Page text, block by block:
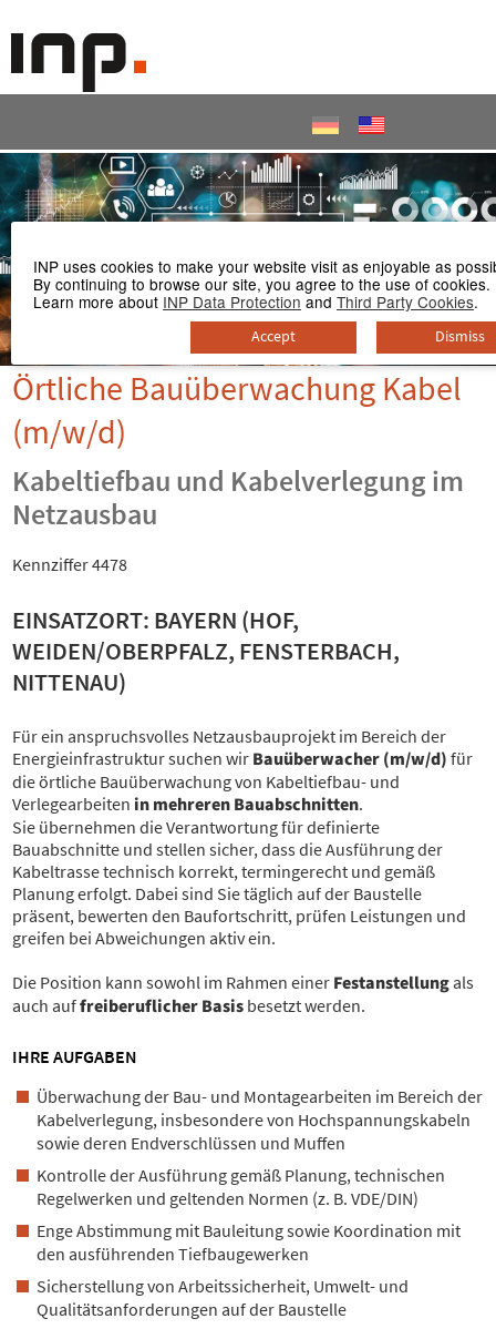
Örtliche Bauüberwachung Kabel
(m/w/d)
Kabeltiefbau und Kabelverlegung im
Netzausbau
Kennziffer 4478
EINSATZORT: BAYERN (HOF,
WEIDEN/OBERPFALZ, FENSTERBACH,
NITTENAU)
Für ein anspruchsvolles Netzausbauprojekt im Bereich der
Energieinfrastruktur suchen wir Bauüberwacher (m/w/d) für
die örtliche Bauüberwachung von Kabeltiefbau- und
Verlegearbeiten in mehreren Bauabschnitten.
Sie übernehmen die Verantwortung für definierte
Bauabschnitte und stellen sicher, dass die Ausführung der
Kabeltrasse technisch korrekt, termingerecht und gemäß
Planung erfolgt. Dabei sind Sie täglich auf der Baustelle
präsent, bewerten den Baufortschritt, prüfen Leistungen und
greifen bei Abweichungen aktiv ein.
Die Position kann sowohl im Rahmen einer Festanstellungals
auch auffreiberuflicher Basis besetzt werden.
IHRE AUFGABEN
Überwachung der Bau- und Montagearbeiten im Bereich der
Kabelverlegung, insbesondere von Hochspannungskabeln
sowie deren Endverschlüssen und Muffen
Kontrolle der Ausführung gemäß Planung, technischen
Regelwerken und geltenden Normen (z. B. VDE/DIN)
Enge Abstimmung mit Bauleitung sowie Koordination mit
den ausführenden Tiefbaugewerken
Sicherstellung von Arbeitssicherheit, Umwelt- und
Qualitätsanforderungen auf der Baustelle
INP uses cookies to make your website visit as enjoyable as
By continuing to browse our site, you agree to the use of cookies.
Learn more about INP Data Protection and Third Party Cookies.
Accept Dismiss